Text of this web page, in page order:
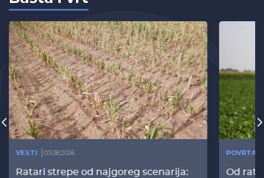
VESTI 03.08.2026
Ratari strepe od najgoreg scenarija:
Od